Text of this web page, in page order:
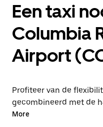
Een taxi
Columbia
Airport
Profiteer van de
gecombineerd met de
app door via Uber van
More